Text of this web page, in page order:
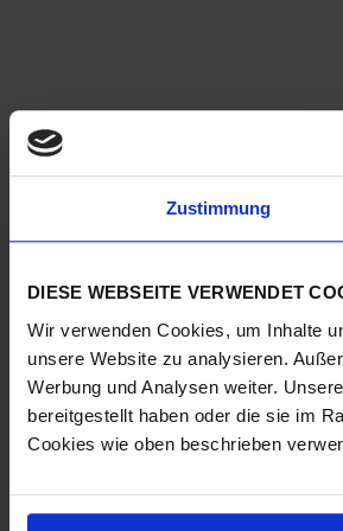
Zustimmung
DIESE WEBSEITE VERWENDET
Wir verwenden Cookies, um Inhalte
unsere Website zu analysieren.
Werbung und Analysen weiter.
bereitgestellt haben oder die sie im
Cookies wie oben beschrieben